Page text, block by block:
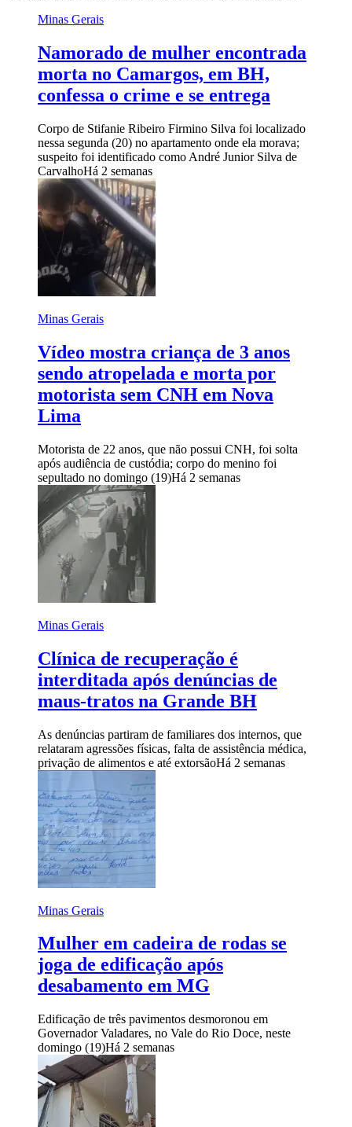
Minas Gerais
Namorado de mulher encontrada
morta no Camargos, em BH,
confessa o crime e se entrega
Corpo de Stifanie Ribeiro Firmino Silva foi localizado
nessa segunda (20) no apartamento onde ela morava;
suspeito foi identificado como André Junior Silva de
CarvalhoHá 2 semanas
Minas Gerais
Vídeo mostra criança de 3 anos
sendo atropelada e morta por
motorista sem CNH em Nova
Lima
Motorista de 22 anos, que não possui CNH, foi solta
após audiência de custódia; corpo do menino foi
sepultado no domingo (19)Há 2 semanas
Minas Gerais
Clínica de recuperação é
interditada após denúncias de
maus-tratos na Grande BH
As denúncias partiram de familiares dos internos, que
relataram agressões físicas, falta de assistência médica,
privação de alimentos e até extorsãoHá 2 semanas
Minas Gerais
Mulher em cadeira de rodas se
joga de edificação após
desabamento em MG
Edificação de três pavimentos desmoronou em
Governador Valadares, no Vale do Rio Doce, neste
domingo (19)Há 2 semanas